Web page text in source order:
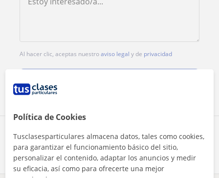
Comparte a este profesor
Al hacer clic, aceptas nuestroaviso legal y de privacidad
Política de Cookies
Tusclasesparticulares almacena datos, tales como cookies,
para garantizar el funcionamiento básico del sitio,
personalizar el contenido, adaptar los anuncios y medir
su eficacia, así como para ofrecerte una mejor